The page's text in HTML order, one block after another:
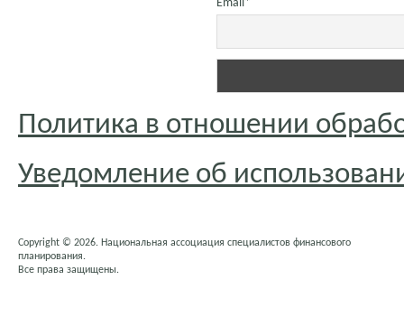
Email*
Политика в отношении
Уведомление об
Copyright © 2026. Национальная ассоциация специалистов финансового
планирования.
Все права защищены.